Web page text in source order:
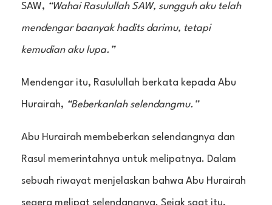
SAW, “Wahai Rasulullah SAW, sungguh aku telah
mendengar baanyak hadits darimu, tetapi
kemudian aku lupa.”
Mendengar itu, Rasulullah berkata kepada Abu
Hurairah, “Beberkanlah selendangmu.”
Abu Hurairah membeberkan selendangnya dan
Rasul memerintahnya untuk melipatnya. Dalam
sebuah riwayat menjelaskan bahwa Abu Hurairah
segera melipat selendangnya. Sejak saat itu,